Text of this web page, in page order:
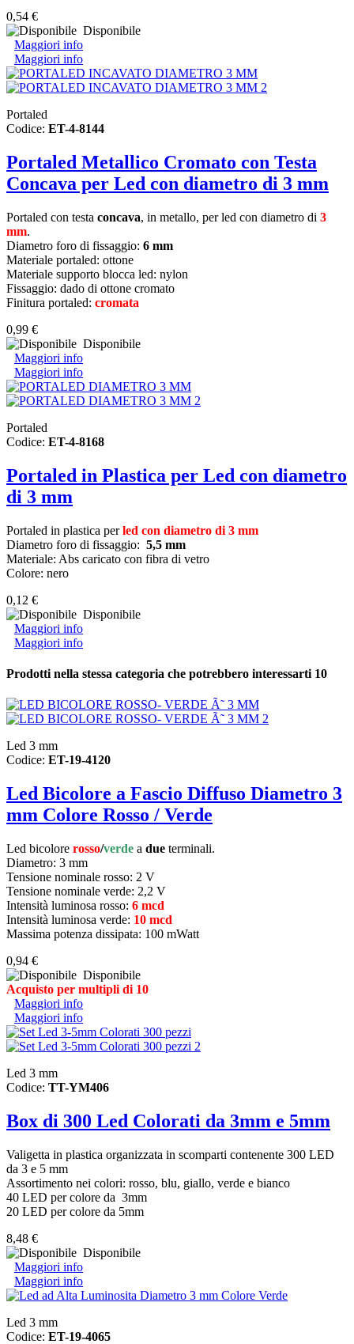
0,54 €
Disponibile
Maggiori info
Maggiori info
Portaled
Codice: ET-4-8144
Portaled Metallico Cromato con Testa
Concava per Led con diametro di 3 mm
Portaled con testa concava, in metallo, per led con diametro di 3
mm.
Diametro foro di fissaggio: 6 mm
Materiale portaled: ottone
Materiale supporto blocca led: nylon
Fissaggio: dado di ottone cromato
Finitura portaled: cromata
0,99 €
Disponibile
Maggiori info
Maggiori info
Portaled
Codice: ET-4-8168
Portaled in Plastica per Led con diametro
di 3 mm
Portaled in plastica perled con diametro di 3 mm
Diametro foro di fissaggio: 5,5 mm
Materiale: Abs caricato con fibra di vetro
Colore: nero
0,12 €
Disponibile
Maggiori info
Maggiori info
Prodotti nella stessa categoria che potrebbero interessarti 10
Led 3 mm
Codice: ET-19-4120
Led Bicolore a Fascio Diffuso Diametro 3
mm Colore Rosso / Verde
Led bicolore rosso/verde a due terminali.
Diametro: 3 mm
Tensione nominale rosso: 2 V
Tensione nominale verde: 2,2 V
Intensità luminosa rosso: 6 mcd
Intensità luminosa verde: 10 mcd
Massima potenza dissipata: 100 mWatt
0,94 €
Disponibile
Acquisto per multipli di 10
Maggiori info
Maggiori info
Led 3 mm
Codice: TT-YM406
Box di 300 Led Colorati da 3mm e 5mm
Valigetta in plastica organizzata in scomparti contenente 300 LED
da 3 e 5 mm
Assortimento nei colori: rosso, blu, giallo, verde e bianco
40 LED per colore da 3mm
20 LED per colore da 5mm
8,48 €
Disponibile
Maggiori info
Maggiori info
Led 3 mm
Codice: ET-19-4065